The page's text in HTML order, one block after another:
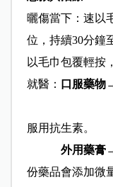
曬傷當下：速以
位，持續30分鐘
以毛巾包覆輕按
就醫： 口服藥物
（2）若有
服用抗生素。
外用藥膏
份藥品會添加微